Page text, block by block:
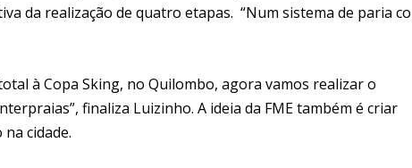
da realização de quatro etapas. “Num sistema de paria
à Copa Sking, no Quilombo, agora vamos realizar o
finaliza Luizinho. A ideia da FME também é criar
cidade.